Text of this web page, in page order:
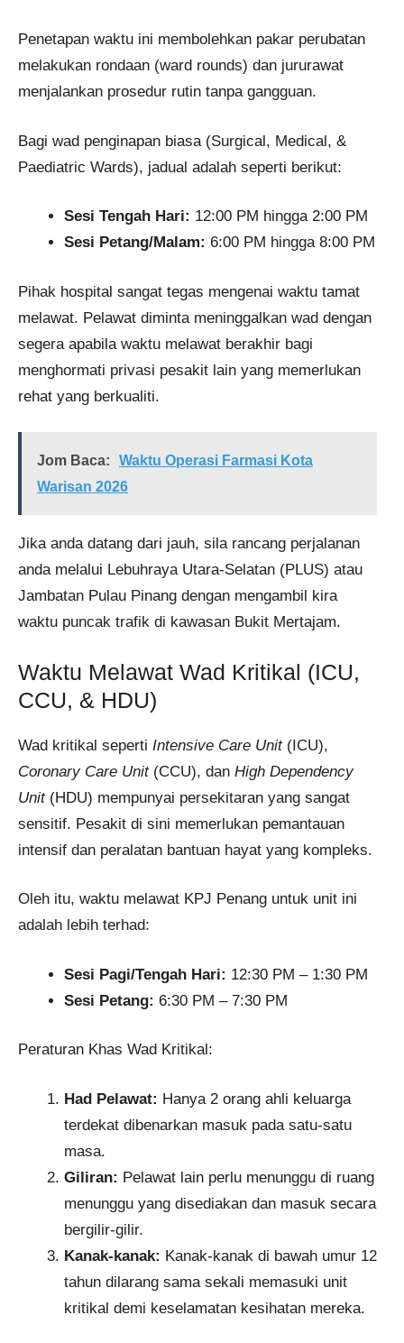
Penetapan waktu ini membolehkan pakar perubatan
melakukan rondaan (ward rounds) dan jururawat
menjalankan prosedur rutin tanpa gangguan.
Bagi wad penginapan biasa (Surgical, Medical, &
Paediatric Wards), jadual adalah seperti berikut:
Sesi Tengah Hari: 12:00 PM hingga 2:00 PM
Sesi Petang/Malam: 6:00 PM hingga 8:00 PM
Pihak hospital sangat tegas mengenai waktu tamat
melawat. Pelawat diminta meninggalkan wad dengan
segera apabila waktu melawat berakhir bagi
menghormati privasi pesakit lain yang memerlukan
rehat yang berkualiti.
Jom Baca:
Waktu Operasi Farmasi Kota
Warisan 2026
Jika anda datang dari jauh, sila rancang perjalanan
anda melalui Lebuhraya Utara-Selatan (PLUS) atau
Jambatan Pulau Pinang dengan mengambil kira
waktu puncak trafik di kawasan Bukit Mertajam.
Waktu Melawat Wad Kritikal (ICU,
CCU, & HDU)
Wad kritikal seperti Intensive Care Unit(ICU),
Coronary Care Unit(CCU), dan High Dependency
Unit(HDU) mempunyai persekitaran yang sangat
sensitif. Pesakit di sini memerlukan pemantauan
intensif dan peralatan bantuan hayat yang kompleks.
Oleh itu, waktu melawat KPJ Penang untuk unit ini
adalah lebih terhad:
Sesi Pagi/Tengah Hari: 12:30 PM – 1:30 PM
Sesi Petang: 6:30 PM – 7:30 PM
Peraturan Khas Wad Kritikal:
Had Pelawat: Hanya 2 orang ahli keluarga
terdekat dibenarkan masuk pada satu-satu
masa.
Giliran: Pelawat lain perlu menunggu di ruang
menunggu yang disediakan dan masuk secara
bergilir-gilir.
Kanak-kanak: Kanak-kanak di bawah umur 12
tahun dilarang sama sekali memasuki unit
kritikal demi keselamatan kesihatan mereka.